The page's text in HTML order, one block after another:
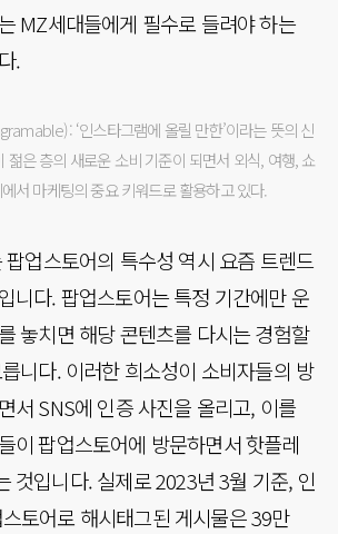
MZ세대들에게 필수로 들려야 하는
.
‘인스타그램에 올릴 만한’이라는 뜻의 신
젊은 층의 새로운 소비 기준이 되면서 외식, 여행, 쇼
서 마케팅의 중요 키워드로 활용하고 있다.
팝업스토어의 특수성 역시 요즘 트렌드
니다. 팝업스토어는 특정 기간에만 운
놓치면 해당 콘텐츠를 다시는 경험할
니다. 이러한 희소성이 소비자들의 방
서 SNS에 인증 사진을 올리고, 이를
이 팝업스토어에 방문하면서 핫플레
것입니다. 실제로 2023년 3월 기준, 인
토어로 해시태그된 게시물은 39만